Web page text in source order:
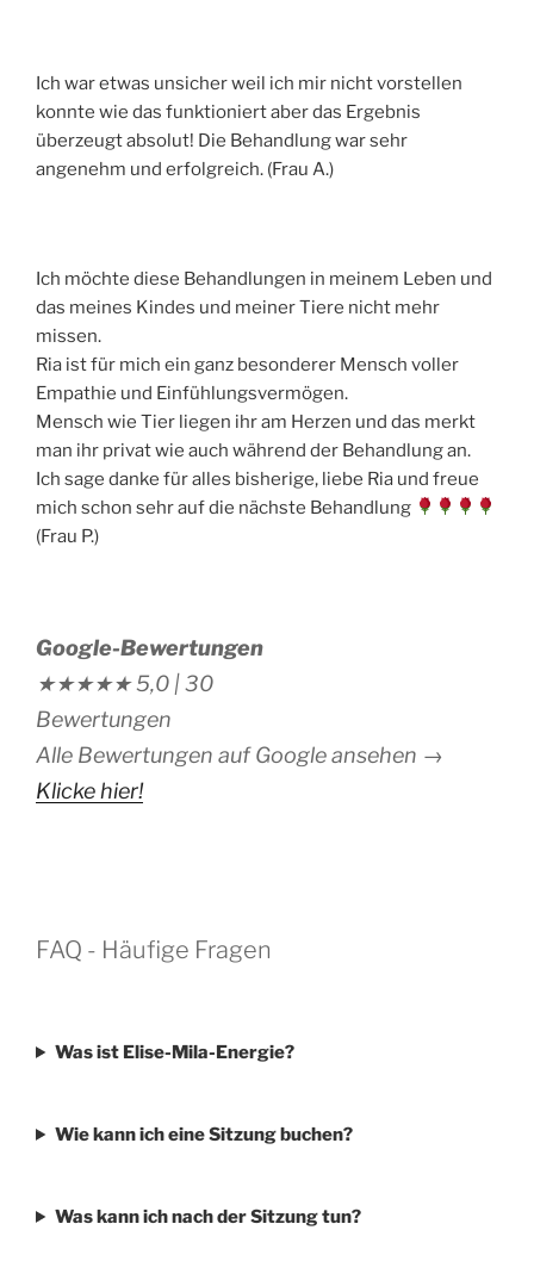
Ich war etwas unsicher weil ich mir nicht vorstellen
konnte wie das funktioniert aber das Ergebnis
überzeugt absolut! Die Behandlung war sehr
angenehm und erfolgreich. (Frau A.)
Ich möchte diese Behandlungen in meinem Leben und
das meines Kindes und meiner Tiere nicht mehr
missen.
Ria ist für mich ein ganz besonderer Mensch voller
Empathie und Einfühlungsvermögen.
Mensch wie Tier liegen ihr am Herzen und das merkt
man ihr privat wie auch während der Behandlung an.
Ich sage danke für alles bisherige, liebe Ria und freue
mich schon sehr auf die nächste Behandlung
(Frau P.)
Google-Bewertungen
★★★★★5,0 |30
Bewertungen
Alle Bewertungen auf Google ansehen →
Klicke hier!
FAQ - Häufige Fragen
Was ist Elise-Mila-Energie?
Wie kann ich eine Sitzung buchen?
Was kann ich nach der Sitzung tun?